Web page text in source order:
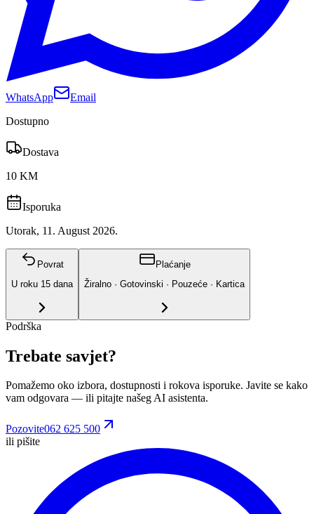
WhatsApp
Email
Dostupno
Dostava
10 KM
Isporuka
Utorak, 11. August 2026.
Povrat
U roku 15 dana
Plaćanje
Žiralno · Gotovinski · Pouzeće · Kartica
Podrška
Trebate savjet?
Pomažemo oko izbora, dostupnosti i rokova isporuke. Javite se kako
vam odgovara — ili pitajte našeg AI asistenta.
Pozovite062 625 500
ili pišite